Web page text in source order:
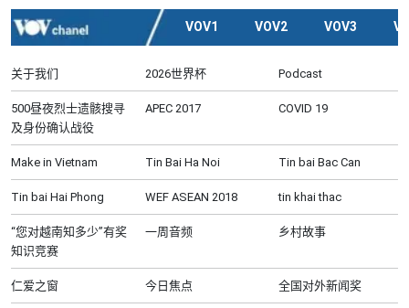
VOV1 VOV2 VOV3
关于我们 2026世界杯 Podcast
500昼夜烈士遗骸搜寻
及身份确认战役
APEC 2017 COVID 19
Make in Vietnam Tin Bai Ha Noi Tin bai Bac Can
Tin bai Hai Phong WEF ASEAN 2018 tin khai thac
“您对越南知多少”有奖
知识竞赛
一周音频 乡村故事
仁爱之窗 今日焦点 全国对外新闻奖